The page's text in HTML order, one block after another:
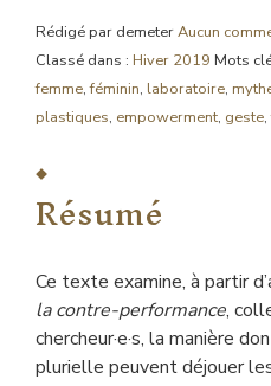
Rédigé par demeterAucun
Classé dans : Hiver 2019 Mots
femme,féminin, laboratoire,
plastiques, empowerment, geste,
Résumé
Ce texte examine, à partir
la contre-performance,
chercheur·e·s, la manière
plurielle peuvent déjouer